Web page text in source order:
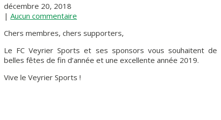
décembre 20, 2018
| Aucun commentaire
Chers membres, chers supporters,
Le FC Veyrier Sports et ses sponsors vous souhaitent de
belles fêtes de fin d’année et une excellente année 2019.
Vive le Veyrier Sports !